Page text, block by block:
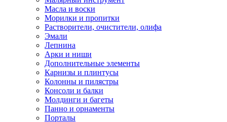
Масла и воски
Морилки и пропитки
Растворители, очистители, олифа
Эмали
Лепнина
Арки и ниши
Дополнительные элементы
Карнизы и плинтусы
Колонны и пилястры
Консоли и балки
Молдинги и багеты
Панно и орнаменты
Порталы